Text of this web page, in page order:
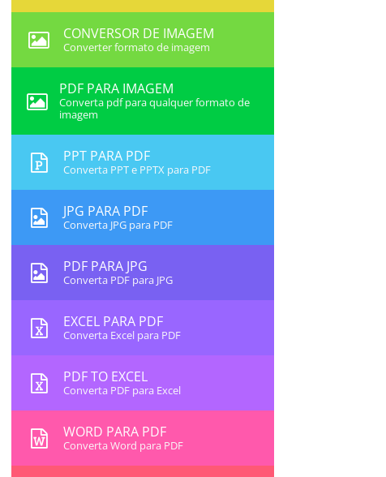
CONVERSOR DE IMAGEM
Converter formato de imagem
PDF PARA IMAGEM
Converta pdf para qualquer formato de
imagem
PPT PARA PDF
Converta PPT e PPTX para PDF
JPG PARA PDF
Converta JPG para PDF
PDF PARA JPG
Converta PDF para JPG
EXCEL PARA PDF
Converta Excel para PDF
PDF TO EXCEL
Converta PDF para Excel
WORD PARA PDF
Converta Word para PDF